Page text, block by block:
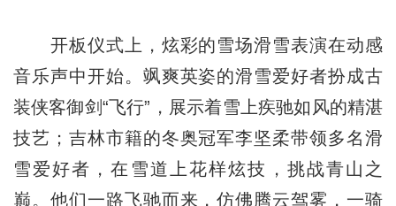
开板仪式上，炫彩的雪场滑雪表演在动感
音乐声中开始。飒爽英姿的滑雪爱好者扮成古
装侠客御剑“飞行”，展示着雪上疾驰如风的精湛
技艺；吉林市籍的冬奥冠军李坚柔带领多名滑
雪爱好者，在雪道上花样炫技，挑战青山之
巅。他们一路飞驰而来，仿佛腾云驾雾，一骑